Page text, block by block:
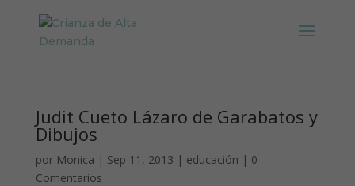
Judit Cueto Lázaro de Garabatos y
Dibujos
por Monica | Sep 11, 2013 | educación | 0
Comentarios